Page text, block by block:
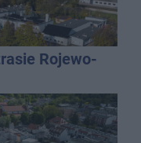
Rojewo-